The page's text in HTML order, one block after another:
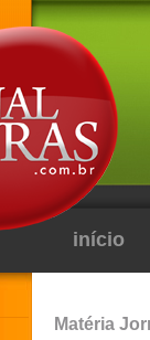
início
Matéria